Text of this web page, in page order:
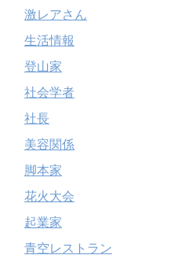
激レアさん
生活情報
登山家
社会学者
社長
美容関係
脚本家
花火大会
起業家
青空レストラン